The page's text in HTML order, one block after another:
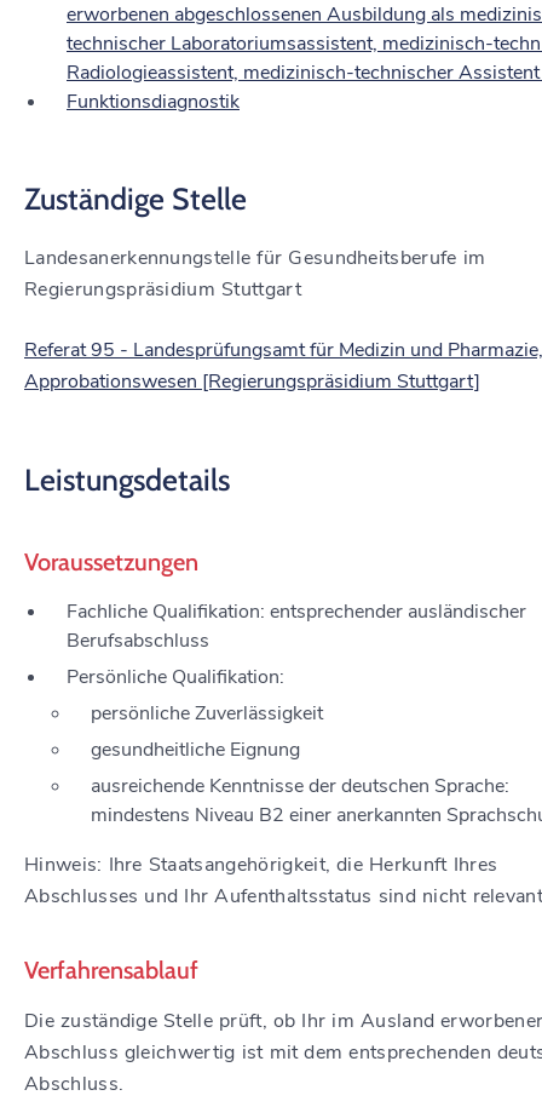
erworbenen abgeschlossenen Ausbildung als
technischer Laboratoriumsassistent, medizinisch-
Radiologieassistent, medizinisch-technischer
Funktionsdiagnostik
Zuständige Stelle
Landesanerkennungstelle für Gesundheitsberufe im
Regierungspräsidium Stuttgart
Referat 95 - Landesprüfungsamt für Medizin und Pharmazie,
Approbationswesen [Regierungspräsidium Stuttgart]
Leistungsdetails
Voraussetzungen
Fachliche Qualifikation: entsprechender ausländischer
Berufsabschluss
Persönliche Qualifikation:
persönliche Zuverlässigkeit
gesundheitliche Eignung
ausreichende Kenntnisse der deutschen Sprache:
mindestens Niveau B2 einer anerkannten
Hinweis: Ihre Staatsangehörigkeit, die Herkunft Ihres
Abschlusses und Ihr Aufenthaltsstatus sind nicht
Verfahrensablauf
Die zuständige Stelle prüft, ob Ihr im Ausland
Abschluss gleichwertig ist mit dem entsprechenden
Abschluss.